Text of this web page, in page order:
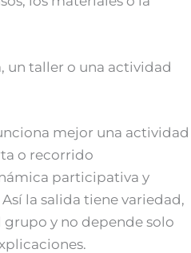
un taller o una actividad
mejor una actividad
o recorrido
participativa y
la salida tiene variedad,
y no depende solo